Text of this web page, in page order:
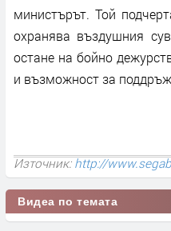
министърът. Той
охранява въздушния
остане на бойно
и възможност за
Източник:http://
Видеа по темата